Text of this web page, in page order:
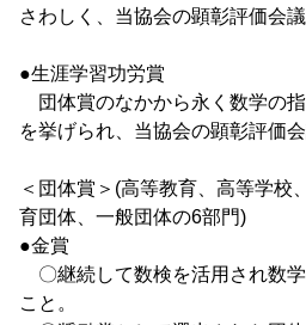
さわしく、当協会の顕彰評価会議
●生涯学習功労賞
団体賞のなかから永く数学の
を挙げられ、当協会の顕彰評価会
＜団体賞＞(高等教育、高等学校
育団体、一般団体の6部門)
●金賞
〇継続して数検を活用され数
こと。